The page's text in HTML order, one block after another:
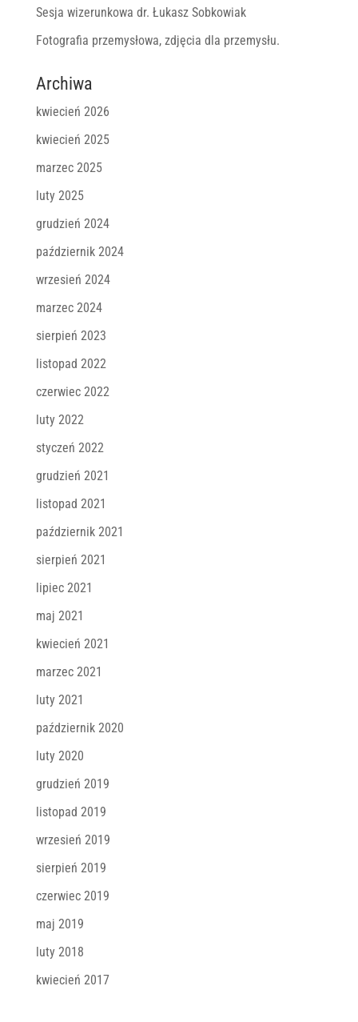
Sesja wizerunkowa dr. Łukasz Sobkowiak
Fotografia przemysłowa, zdjęcia dla przemysłu.
Archiwa
kwiecień 2026
kwiecień 2025
marzec 2025
luty 2025
grudzień 2024
październik 2024
wrzesień 2024
marzec 2024
sierpień 2023
listopad 2022
czerwiec 2022
luty 2022
styczeń 2022
grudzień 2021
listopad 2021
październik 2021
sierpień 2021
lipiec 2021
maj 2021
kwiecień 2021
marzec 2021
luty 2021
październik 2020
luty 2020
grudzień 2019
listopad 2019
wrzesień 2019
sierpień 2019
czerwiec 2019
maj 2019
luty 2018
kwiecień 2017